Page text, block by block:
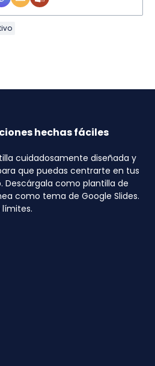
hechas fáciles
cuidadosamente diseñada y
que puedas centrarte en tus
Descárgala como plantilla de
como tema de Google Slides.
límites.